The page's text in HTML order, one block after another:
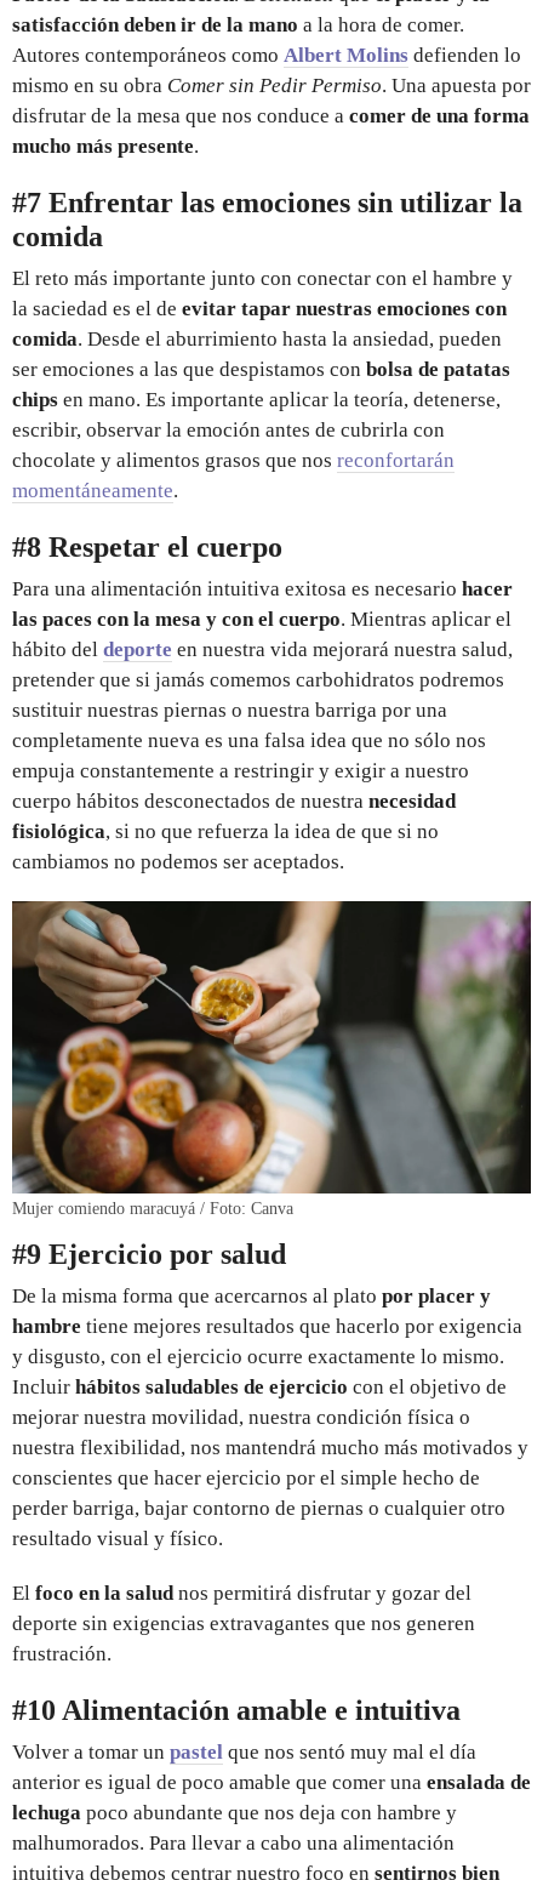
satisfacción deben ir de la mano a la hora de comer.
Autores contemporáneos como Albert Molins defienden lo
mismo en su obra Comer sin Pedir Permiso. Una apuesta por
disfrutar de la mesa que nos conduce a comer de una forma
mucho más presente.
#7 Enfrentar las emociones sin utilizar la
comida
El reto más importante junto con conectar con el hambre y
la saciedad es el de evitar tapar nuestras emociones con
comida. Desde el aburrimiento hasta la ansiedad, pueden
ser emociones a las que despistamos con bolsa de patatas
chips en mano. Es importante aplicar la teoría, detenerse,
escribir, observar la emoción antes de cubrirla con
chocolate y alimentos grasos que nos reconfortarán
momentáneamente.
#8 Respetar el cuerpo
Para una alimentación intuitiva exitosa es necesario hacer
las paces con la mesa y con el cuerpo. Mientras aplicar el
hábito del deporte en nuestra vida mejorará nuestra salud,
pretender que si jamás comemos carbohidratos podremos
sustituir nuestras piernas o nuestra barriga por una
completamente nueva es una falsa idea que no sólo nos
empuja constantemente a restringir y exigir a nuestro
cuerpo hábitos desconectados de nuestra necesidad
fisiológica, si no que refuerza la idea de que si no
cambiamos no podemos ser aceptados.
Mujer comiendo maracuyá / Foto: Canva
#9 Ejercicio por salud
De la misma forma que acercarnos al plato por placer y
hambre tiene mejores resultados que hacerlo por exigencia
y disgusto, con el ejercicio ocurre exactamente lo mismo.
Incluir hábitos saludables de ejercicio con el objetivo de
mejorar nuestra movilidad, nuestra condición física o
nuestra flexibilidad, nos mantendrá mucho más motivados y
conscientes que hacer ejercicio por el simple hecho de
perder barriga, bajar contorno de piernas o cualquier otro
resultado visual y físico.
El foco en la salud nos permitirá disfrutar y gozar del
deporte sin exigencias extravagantes que nos generen
frustración.
#10 Alimentación amable e intuitiva
Volver a tomar un pastel que nos sentó muy mal el día
anterior es igual de poco amable que comer una ensalada de
lechuga poco abundante que nos deja con hambre y
malhumorados. Para llevar a cabo una alimentación
intuitiva debemos centrar nuestro foco en sentirnos bien